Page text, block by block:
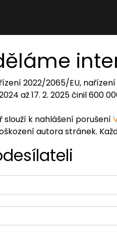
2022/2065/EU,
až 17. 2. 2025 činil 600
slouží k nahlášení porušení
autora stránek.